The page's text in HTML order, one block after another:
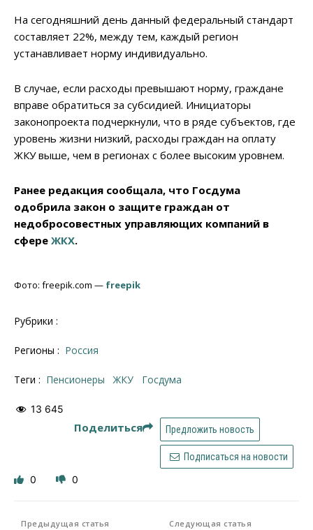
На сегодняшний день данный федеральный стандарт
составляет 22%, между тем, каждый регион
устанавливает норму индивидуально.
В случае, если расходы превышают норму, граждане
вправе обратиться за субсидией. Инициаторы
законопроекта подчеркнули, что в ряде субъектов, где
уровень жизни низкий, расходы граждан на оплату
ЖКУ выше, чем в регионах с более высоким уровнем.
Ранее редакция сообщала, что Госдума
одобрила закон о защите граждан от
недобросовестных управляющих компаний в
сфере ЖКХ.
Фото: freepik.com — freepik
Рубрики :
Регионы : Россия
Теги : пенсионеры ЖКУ Госдума
13 645
Поделиться Предложить новость
Подписаться на новости
0 0
Предыдущая статья Следующая статья